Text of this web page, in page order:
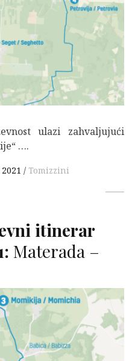
ulazi zahvaljujući
….
Tomizzini
itinerar
Materada –